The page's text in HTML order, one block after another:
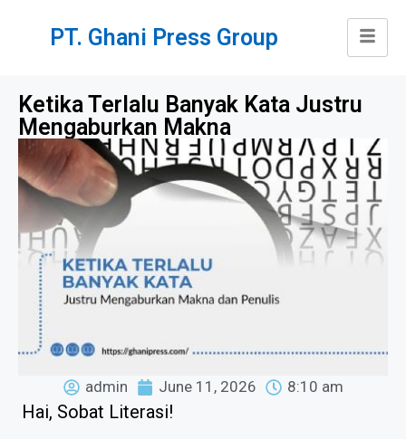
PT. Ghani Press Group
Ketika Terlalu Banyak Kata Justru
Mengaburkan Makna
admin June 11, 2026 8:10 am
Hai, Sobat Literasi!